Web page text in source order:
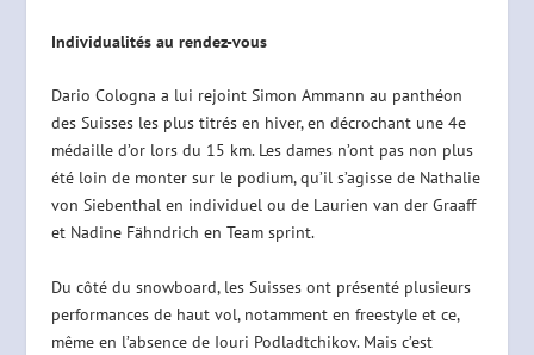
Individualités au rendez-vous
Dario Cologna a lui rejoint Simon Ammann au panthéon
des Suisses les plus titrés en hiver, en décrochant une 4e
médaille d’or lors du 15 km. Les dames n’ont pas non plus
été loin de monter sur le podium, qu’il s’agisse de Nathalie
von Siebenthal en individuel ou de Laurien van der Graaff
et Nadine Fähndrich en Team sprint.
Du côté du snowboard, les Suisses ont présenté plusieurs
performances de haut vol, notamment en freestyle et ce,
même en l’absence de Iouri Podladtchikov. Mais c’est